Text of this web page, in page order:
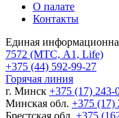
О палате
Контакты
Единая
7572 (МТС, A1, Life)
+375 (44) 592-99-27
Горячая линия
г. Минск +375 (17) 243-
Минская обл. +375 (17)
Брестская обл. +375